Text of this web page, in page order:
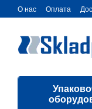
Перейти к
О нас Оплата